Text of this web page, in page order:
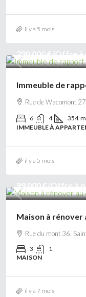
il y a 5 mois
290 000 €/Offre à
Immeuble de
Rue de Wacomont
6 4 354
IMMEUBLE À
il y a 5 mois
99 000 €/Offre à
Maison à
Rue du mont 36,
3
1
MAISON
il y a 7 mois